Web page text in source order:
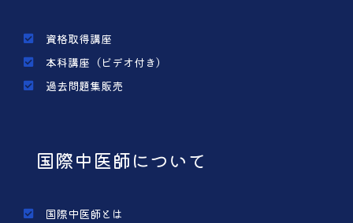
資格取得講座
本科講座（ビデオ付き）
過去問題集販売
国際中医師について
国際中医師とは